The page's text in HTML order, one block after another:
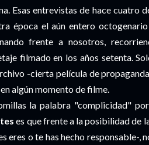
Esas entrevistas de hace cuatro
época el aún entero
frente a nosotros,
filmado en los años setenta.
-cierta película de
algún momento de filme.
la palabra "complicidad"
es que frente a la posibilidad de
eres o te has hecho responsable-,